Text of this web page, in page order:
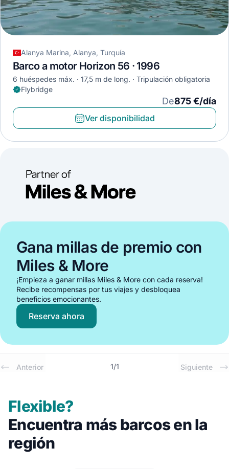
Alanya Marina, Alanya, Turquía
Barco a motor Horizon 56 · 1996
6 huéspedes máx. 17,5 m de long.
Tripulación obligatoria
Flybridge
De875 €/día
Ver disponibilidad
Gana millas de premio con
Miles & More
¡Empieza a ganar millas Miles & More con cada reserva!
Recibe recompensas por tus viajes y desbloquea
beneficios emocionantes.
Reserva ahora
Anterior 1/1 Siguiente
Flexible?
Encuentra más barcos en la
región